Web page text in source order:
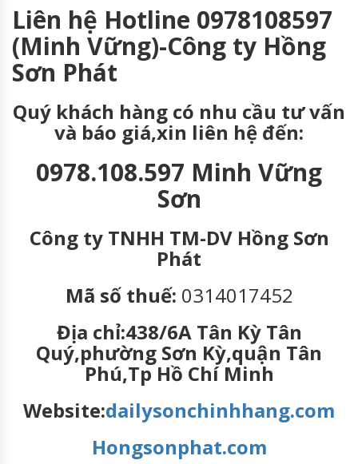
Liên hệ Hotline 0978108597
(Minh Vững)-Công ty Hồng
Sơn Phát
Quý khách hàng có nhu cầu tư vấn
và báo giá,xin liên hệ đến:
0978.108.597 Minh Vững
Sơn
Công ty TNHH TM-DV Hồng Sơn
Phát
Mã số thuế: 0314017452
Địa chỉ:438/6A Tân Kỳ Tân
Quý,phường Sơn Kỳ,quận Tân
Phú,Tp Hồ Chí Minh
Website:dailysonchinhhang.com
Hongsonphat.com